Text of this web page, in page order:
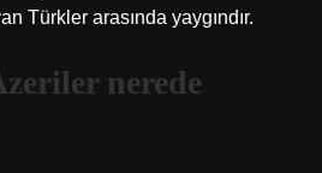
Türkler arasında yaygındır.
nerede